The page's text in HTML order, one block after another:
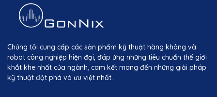
Chúng tôi cung cấp các sản phẩm kỹ thuật hàng không và
robot công nghiệp hiện đại, đáp ứng những tiêu chuẩn thế giới
khắt khe nhất của ngành, cam kết mang đến những giải pháp
kỹ thuật đột phá và ưu việt nhất.